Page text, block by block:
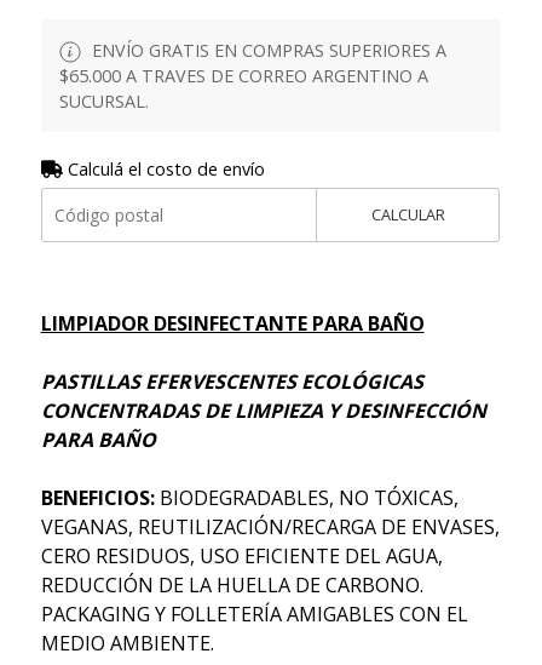
ENVÍO GRATIS EN COMPRAS SUPERIORES A
$65.000 A TRAVES DE CORREO ARGENTINO A
SUCURSAL.
Calculá el costo de envío
CALCULAR
LIMPIADOR DESINFECTANTE PARA BAÑO
PASTILLAS EFERVESCENTES ECOLÓGICAS
CONCENTRADAS DE LIMPIEZA Y DESINFECCIÓN
PARA BAÑO
BENEFICIOS:BIODEGRADABLES, NO TÓXICAS,
VEGANAS, REUTILIZACIÓN/RECARGA DE ENVASES,
CERO RESIDUOS, USO EFICIENTE DEL AGUA,
REDUCCIÓN DE LA HUELLA DE CARBONO.
PACKAGING Y FOLLETERÍA AMIGABLES CON EL
MEDIO AMBIENTE.